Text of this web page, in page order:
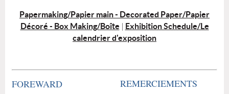
Papermaking/Papier main - Decorated Paper/Papier
Décoré - Box Making/Boîte
Exhibition Schedule/Le
calendrier d'exposition
FOREWARD REMERCIEMENTS